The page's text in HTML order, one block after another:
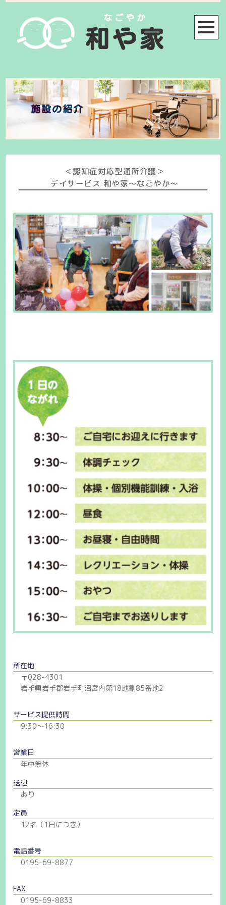
＜認知症対応型通所介護＞
デイサービス 和や家〜なごやか〜
所在地
〒028-4301
岩手県岩手郡岩手町沼宮内第18地割85番地2
サービス提供時間
9:30〜16:30
営業日
年中無休
送迎
あり
定員
12名（1日につき）
電話番号
0195-69-8877
FAX
0195-69-8833